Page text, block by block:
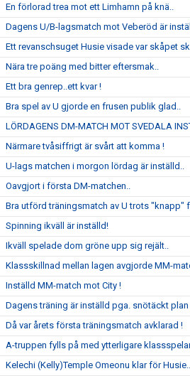
En förlorad trea mot ett Limhamn på knä..
Dagens U/B-lagsmatch mot Veberöd är
Ett revanschsuget Husie visade var skåpet
Nära tre poäng med bitter eftersmak..
Ett bra genrep..ett kvar !
Bra spel av U gjorde en frusen publik glad..
LÖRDAGENS DM-MATCH MOT SVEDALA
Närmare tvåsiffrigt är svårt att komma !
U-lags matchen i morgon lördag är inställd..
Oavgjort i första DM-matchen..
Bra utförd träningsmatch av U trots "knapp"
Spinning ikväll är inställd!
Ikväll spelade dom gröne upp sig rejält..
Klassskillnad mellan lagen avgjorde MM-
Inställd MM-match mot City !
Dagens träning är inställd pga. snötäckt plan
Då var årets första träningsmatch avklarad !
A-truppen fylls på med ytterligare
Kelechi (Kelly)Temple Omeonu klar för Husie..